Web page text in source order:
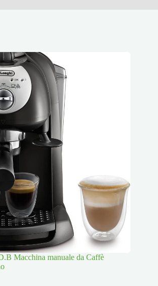
Macchina manuale da Caffè